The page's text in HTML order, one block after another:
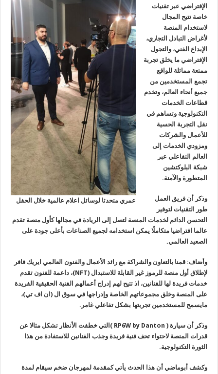
عمري متحدثا لوسائل اعلام عالمية خلال الحفل
الإفتراضي عبر تقنيات
خاصة تتيح المجال
لاستخدام المنصة
لأغراض التبادل التجاري،
الإبداع الفني، والتجول
الإفتراضي ما يخلق تجربة
ممتعة مماثلة للواقع
تجمع المستخدمين من
جميع أنحاء العالم، وتخدم
قطاعات الخدمات
التكنولوجية وتساهم في
نقل التجربة الحسية
للأعمال والشركات
ومزودي الخدمات إلى
العالم التفاعلي عبر
شبكة البلوكتشين
المتطورة والآمنة.
وذكر أن فريق العمل
طور التقنيات لتوفير
التحسن الدائم لخدمات المنصة لتصل إلى الريادة في مجالها كأول منصة تقدم
عالما افتراضيا متكاملًا يمكن استخدامه لجميع الصناعات بأعلى جودة على
الصعيد العالمي.
وأضاف: قمنا بالتعاون والشراكة مع رائد الأعمال والفنون العالمي ايريك فافر
لإطلاق أول منصة للرموز غير القابلة للاستبدال (NFT)
، داعمة للفنون تقدم
خدمات فريدة لها للفنانين، اذ تتيح لهم إدراج أعمالهم الفنية الحقيقية الفريدة
على المنصة وخلق مجموعاتهم الخاصة وإدراجها في سوق ال (ان اف تي)،
مايسمح للمستخدمين تجربتها بشكل تفاعلي غامر .
وذكر أن سيارة ( RP6W by Danton )
التي خطفت الأنظار تشكل مثالا عن
قدرات المنصة لاحتواء تحف فنية فريدة وجذب الفنانين للاستفادة من هذا
الثورة التكنولوجية.
وكشف أبوماضي أن هذا الحدث يأتي كمقدمة لمهرجان ضخم سيقام لمدة